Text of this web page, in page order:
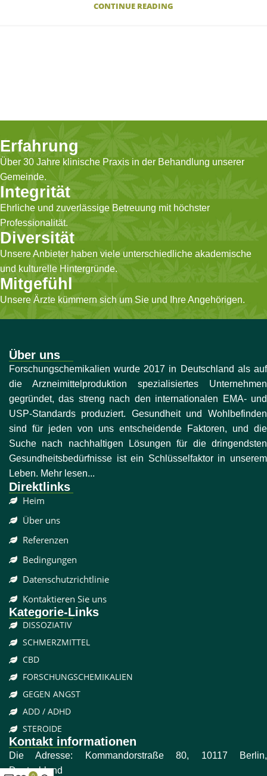
CONTINUE READING
Erfahrung
Über 30 Jahre klinische Praxis in der Behandlung unserer
Gemeinde.
Integrität
Ehrliche und zuverlässige Betreuung mit höchster
Professionalität.
Diversität
Unsere Anbieter haben viele unterschiedliche akademische
und kulturelle Hintergründe.
Mitgefühl
Unsere Ärzte kümmern sich um Sie und Ihre Angehörigen.
Über uns
Forschungschemikalien wurde 2017 in Deutschland als auf
die Arzneimittelproduktion spezialisiertes Unternehmen
gegründet, das streng nach den internationalen EMA- und
USP-Standards produziert. Gesundheit und Wohlbefinden
sind für jeden von uns entscheidende Faktoren, und die
Suche nach nachhaltigen Lösungen für die dringendsten
Gesundheitsbedürfnisse ist ein Schlüsselfaktor in unserem
Leben. Mehr lesen...
Direktlinks
Heim
Über uns
Referenzen
Bedingungen
Datenschutzrichtlinie
Kontaktieren Sie uns
Kategorie-Links
DISSOZIATIV
SCHMERZMITTEL
CBD
FORSCHUNGSCHEMIKALIEN
GEGEN ANGST
ADD / ADHD
STEROIDE
Kontakt informationen
Die Adresse: Kommandorstraße 80, 10117 Berlin,
Deutschland